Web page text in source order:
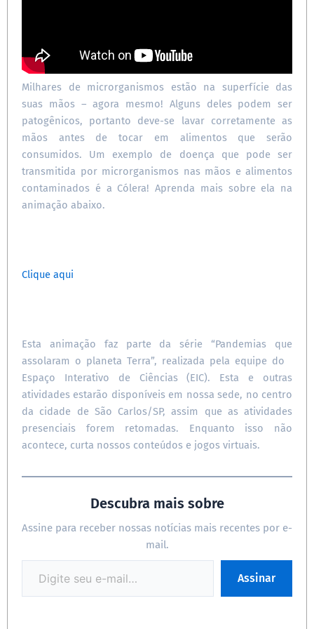
Milhares de microrganismos estão na superfície das
suas mãos – agora mesmo! Alguns deles podem ser
patogênicos, portanto deve-se lavar corretamente as
mãos antes de tocar em alimentos que serão
consumidos. Um exemplo de doença que pode ser
transmitida por microrganismos nas mãos e alimentos
contaminados é a Cólera! Aprenda mais sobre ela na
animação abaixo.
Clique aqui
Esta animação faz parte da série “Pandemias que
assolaram o planeta Terra”, realizada pela equipe do
Espaço Interativo de Ciências (EIC). Esta e outras
atividades estarão disponíveis em nossa sede, no centro
da cidade de São Carlos/SP, assim que as atividades
presenciais forem retomadas. Enquanto isso não
acontece, curta nossos conteúdos e jogos virtuais.
Descubra mais sobre
Assine para receber nossas notícias mais recentes por e-
mail.
Assinar